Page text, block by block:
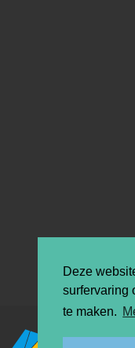
Deze
surfervaring
te maken.